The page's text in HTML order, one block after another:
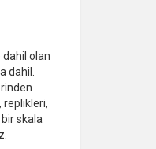
olan
dahil.
replikleri,
skala